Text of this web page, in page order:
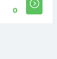
0